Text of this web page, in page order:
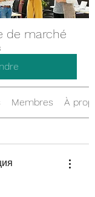
de marché
Membres À